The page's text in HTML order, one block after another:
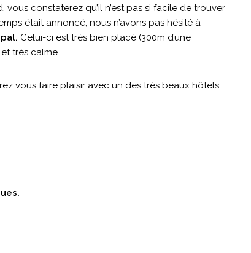
constaterez qu’il n’est pas si facile de trouver
était annoncé, nous n’avons pas hésité à
Celui-ci est très bien placé (300m d’une
très calme.
vous faire plaisir avec un des très beaux hôtels